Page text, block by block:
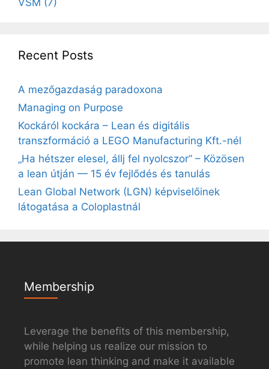
Recent Posts
A mezőgazdaság paradoxona
Managing on Purpose
Kockáról kockára – Lean és digitális
transzformáció a LEGO Manufacturing Kft.-nél
„Ha hétszer elesel, állj fel nyolcszor” – Közösen
a lean útján — 15 év fejlődés és tanulás
Lean Global Network (LGN) képviselőinek
látogatása a Coloplastnál
Membership
Leverage the benefits of this membership,
while helping us realize our mission to
promote lean thinking and make it available